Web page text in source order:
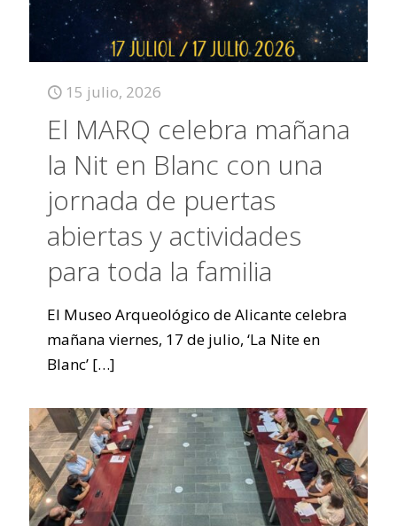
15 julio, 2026
El MARQ celebra mañana
la Nit en Blanc con una
jornada de puertas
abiertas y actividades
para toda la familia
El Museo Arqueológico de Alicante celebra
mañana viernes, 17 de julio, ‘La Nite en
Blanc’ […]